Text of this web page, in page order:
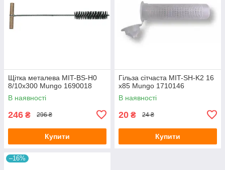
Щітка металева MIT-BS-H0
8/10x300 Mungo 1690018
В наявності
246 ₴ 296 ₴
Купити
Гільза сітчаста MIT-SH-K2 16
x85 Mungo 1710146
В наявності
20 ₴ 24 ₴
Купити
–16%